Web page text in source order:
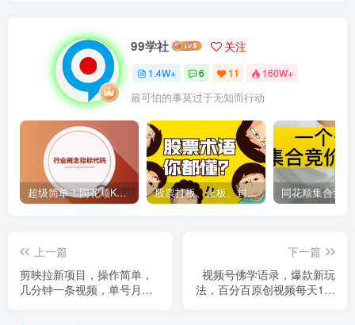
99学社 关注
1.4W+ 6 11 160W+
最可怕的事莫过于无知而行动
超级简单！同花顺K线界面显示行业概念指标代码图解 股票打板、上板、封板、翘板、炸板是什么意思？炒股你必须懂的暗语！
上一篇
剪映拉新项目，操作简单，
几分钟一条视频，单号月入
下一篇
视频号佛学语录，爆款新玩
法，百分百原创视频每天1小